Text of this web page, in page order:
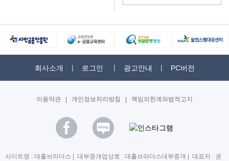
회사소개 로그인 광고안내 PC버전
이용약관 | 개인정보처리방침 | 책임의한계와법적고지
사이트명 : 대출브라더스 | 대부중개업상호 : 대출브라더스대부중개 | 대표자 : 권